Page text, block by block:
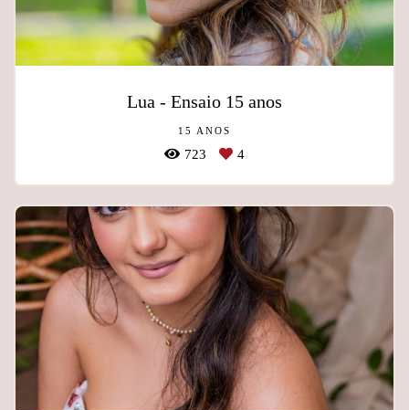
Lua - Ensaio 15 anos
15 ANOS
723 4